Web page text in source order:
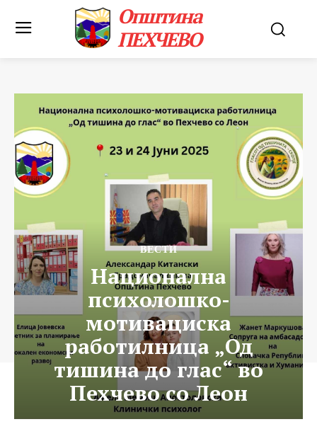
Општина
ПЕХЧЕВО
ВЕСТИ
Национална
психолошко-
мотивациска
работилница „Од
тишина до глас“ во
Пехчево со Леон